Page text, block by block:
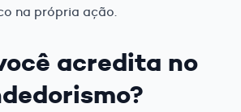
na própria ação.
acredita no